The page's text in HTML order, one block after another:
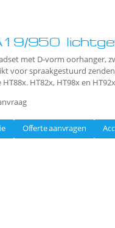
950
met D-vorm oorhanger,
voor spraakgestuurd
HT88x. HT82x, HT98x en
Offerte aanvragen